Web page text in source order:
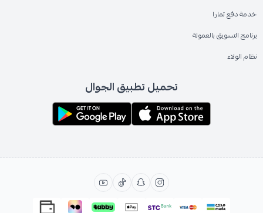
خدمة دفع تمارا
برنامج التسويق بالعمولة
نظام الولاء
تحميل تطبيق الجوال